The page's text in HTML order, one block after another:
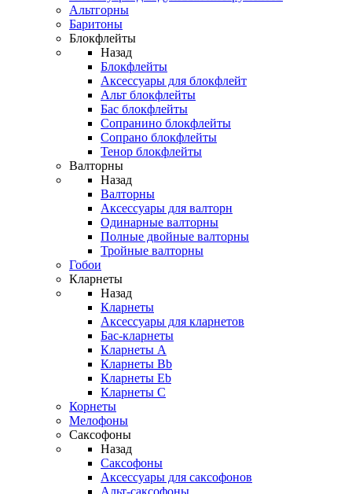
Альтгорны
Баритоны
Блокфлейты
Назад
Блокфлейты
Аксессуары для блокфлейт
Альт блокфлейты
Бас блокфлейты
Сопранино блокфлейты
Сопрано блокфлейты
Тенор блокфлейты
Валторны
Назад
Валторны
Аксессуары для валторн
Одинарные валторны
Полные двойные валторны
Тройные валторны
Гобои
Кларнеты
Назад
Кларнеты
Аксессуары для кларнетов
Бас-кларнеты
Кларнеты A
Кларнеты Bb
Кларнеты Eb
Кларнеты С
Корнеты
Мелофоны
Саксофоны
Назад
Саксофоны
Аксессуары для саксофонов
Альт-саксофоны